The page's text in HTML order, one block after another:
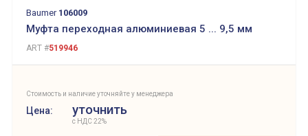
Baumer 106009
Муфта переходная алюминиевая 5 ... 9,5 мм
ART #519946
Стоимость и наличие уточняйте у менеджера
Цена: уточнить
с НДС 22%